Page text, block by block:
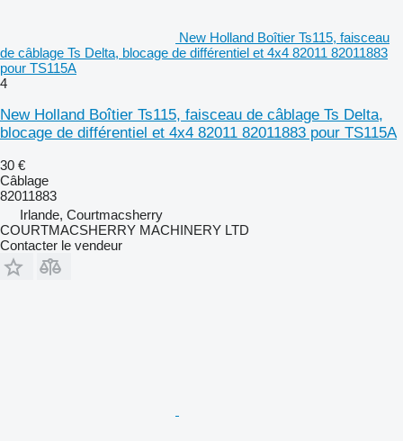
New Holland Boîtier Ts115, faisceau
de câblage Ts Delta, blocage de différentiel et 4x4 82011 82011883
pour TS115A
4
New Holland Boîtier Ts115, faisceau de câblage Ts Delta,
blocage de différentiel et 4x4 82011 82011883 pour TS115A
30 €
Câblage
82011883
Irlande, Courtmacsherry
COURTMACSHERRY MACHINERY LTD
Contacter le vendeur